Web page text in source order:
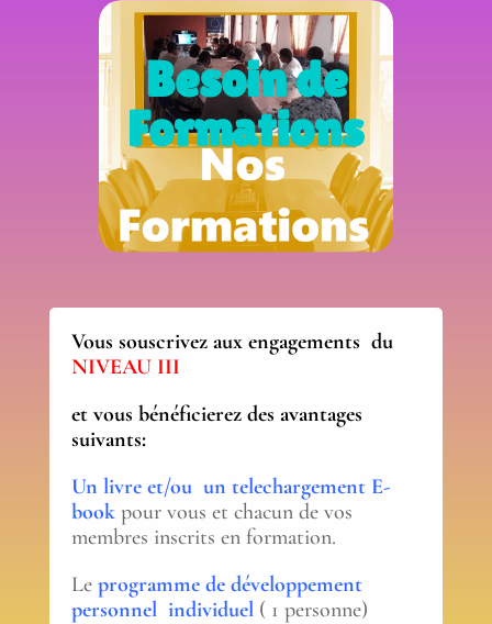
Besoin de
Formations
Vous souscrivez aux engagements du
NIVEAU III
et vous bénéficierez des avantages
suivants:
Un livre et/ou un telechargement E-
bookpour vous et chacun de vos
membres inscrits en formation.
Le programme de développement
personnel individuel ( 1 personne)